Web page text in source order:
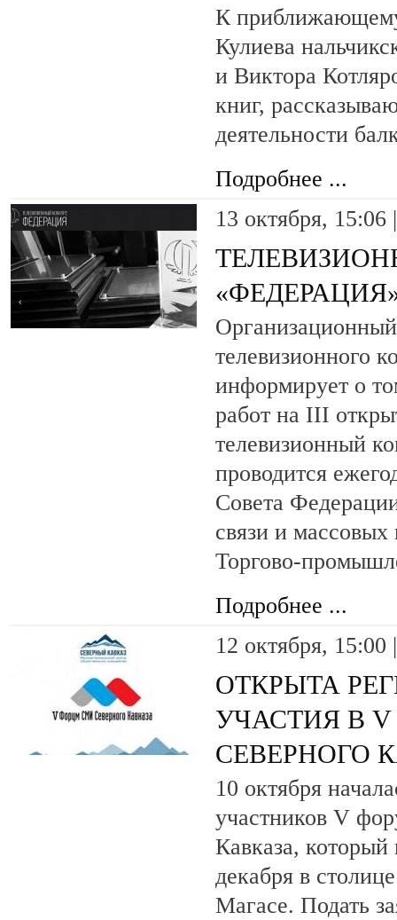
К
Кулиева
и Виктора
книг,
деятельности
Подробнее ...
13 октября, 15:06
телевизионного
информирует о
работ на III
телевизионный
проводится
Совета
связи и
Торгово-
Подробнее ...
12 октября, 15:00
ОТКРЫТА
УЧАСТИЯ В
СЕВЕРНОГО
10 октября
участников V
Кавказа,
декабря в
Магасе. Подать